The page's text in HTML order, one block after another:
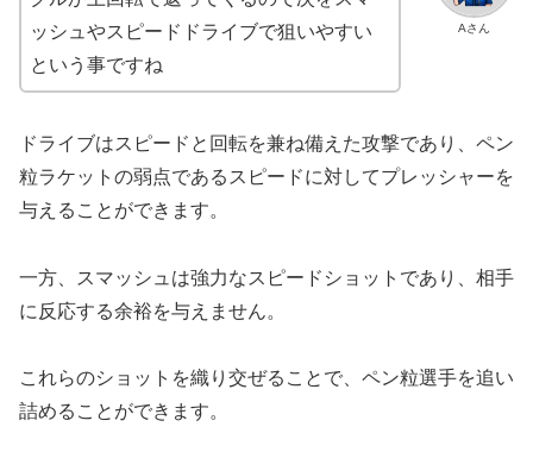
Aさん
ッシュやスピードドライブで狙いやすい
という事ですね
ドライブはスピードと回転を兼ね備えた攻撃であり、ペン
粒ラケットの弱点であるスピードに対してプレッシャーを
与えることができます。
一方、スマッシュは強力なスピードショットであり、相手
に反応する余裕を与えません。
これらのショットを織り交ぜることで、ペン粒選手を追い
詰めることができます。